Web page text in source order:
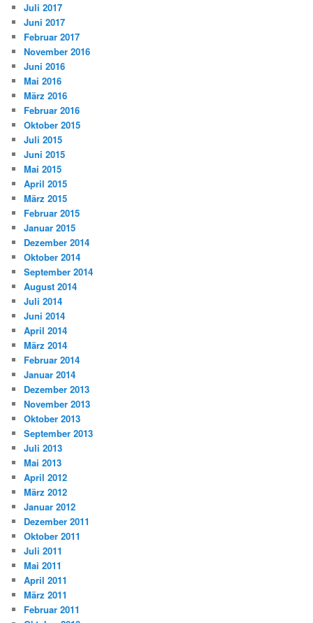
Juli 2017
Juni 2017
Februar 2017
November 2016
Juni 2016
Mai 2016
März 2016
Februar 2016
Oktober 2015
Juli 2015
Juni 2015
Mai 2015
April 2015
März 2015
Februar 2015
Januar 2015
Dezember 2014
Oktober 2014
September 2014
August 2014
Juli 2014
Juni 2014
April 2014
März 2014
Februar 2014
Januar 2014
Dezember 2013
November 2013
Oktober 2013
September 2013
Juli 2013
Mai 2013
April 2012
März 2012
Januar 2012
Dezember 2011
Oktober 2011
Juli 2011
Mai 2011
April 2011
März 2011
Februar 2011